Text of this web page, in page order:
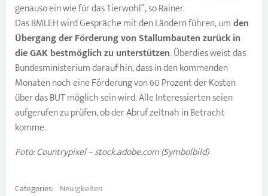
genauso ein wie für das Tierwohl“, so Rainer.
Das BMLEH wird Gespräche mit den Ländern führen, umden
Übergang der Förderung von Stallumbauten zurück in
die GAK bestmöglich zu unterstützen. Überdies weist das
Bundesministerium darauf hin, dass in den kommenden
Monaten noch eine Förderung von 60 Prozent der Kosten
über das BUT möglich sein wird. Alle Interessierten seien
aufgerufen zu prüfen, ob der Abruf zeitnah in Betracht
komme.
Foto: Countrypixel – stock.adobe.com (Symbolbild)
Categories: Neuigkeiten